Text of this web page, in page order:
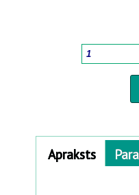
VĀZĖS AUGALAMS IR
Horizontal
Apraksts